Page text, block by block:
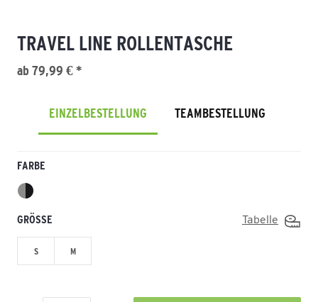
TRAVEL LINE ROLLENTASCHE
ab 79,99 € *
EINZELBESTELLUNG TEAMBESTELLUNG
FARBE
GRÖSSE Tabelle
S M